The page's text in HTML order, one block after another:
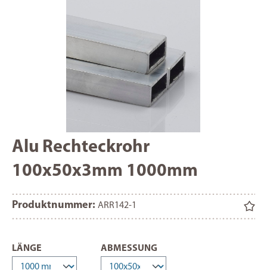
Alu Rechteckrohr
100x50x3mm 1000mm
Produktnummer: ARR142-1
LÄNGE ABMESSUNG